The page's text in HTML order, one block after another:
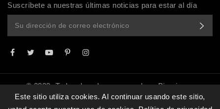
Suscríbete a nuestras últimas noticias para estar al día
Este sitio utiliza cookies. Al continuar usando este sitio,
© 2022- Todos derechos reservados - Bisurjoyas